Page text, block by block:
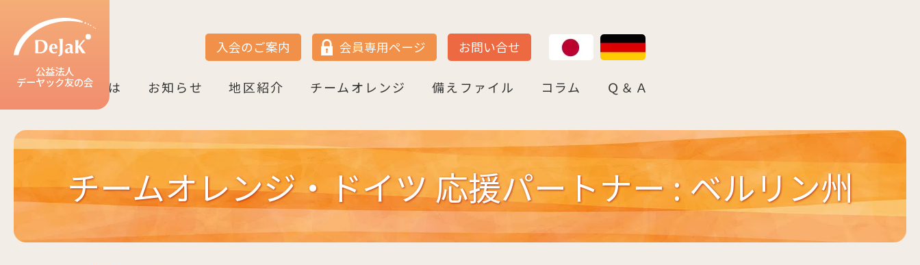
公益法人
デーヤック友の会
サイト内検索 入会のご案内 会員専用ページ お問い合せ
JP DE
DeJaK友の会とは
DeJaK-友の会とは
入会のご案内
活動紹介
デーヤック発行冊子のご案内
設立10周年記念（2022）
お知らせ
地区紹介
チームオレンジ
備えファイル
コラム
Ｑ＆Ａ
チームオレンジ・ドイツ 応援パートナー : ベルリン州